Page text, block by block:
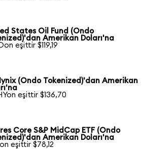
States Oil Fund (Ondo
Amerikan Doları'na
eşittir $119,19
(Ondo Tokenized)'dan Amerikan
eşittir $136,70
Core S&P MidCap ETF (Ondo
Amerikan Doları'na
eşittir $78,12